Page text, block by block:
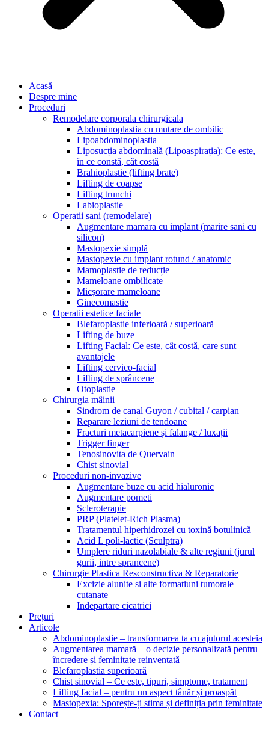
Acasă
Despre mine
Proceduri
Remodelare corporala chirurgicala
Abdominoplastia cu mutare de ombilic
Lipoabdominoplastia
Liposucția abdominală (Lipoaspirația): Ce este,
în ce constă, cât costă
Brahioplastie (lifting brate)
Lifting de coapse
Lifting trunchi
Labioplastie
Operatii sani (remodelare)
Augmentare mamara cu implant (marire sani cu
silicon)
Mastopexie simplă
Mastopexie cu implant rotund / anatomic
Mamoplastie de reducție
Mameloane ombilicate
Micșorare mameloane
Ginecomastie
Operatii estetice faciale
Blefaroplastie inferioară / superioară
Lifting de buze
Lifting Facial: Ce este, cât costă, care sunt
avantajele
Lifting cervico-facial
Lifting de sprâncene
Otoplastie
Chirurgia mâinii
Sindrom de canal Guyon / cubital / carpian
Reparare leziuni de tendoane
Fracturi metacarpiene și falange / luxații
Trigger finger
Tenosinovita de Quervain
Chist sinovial
Proceduri non-invazive
Augmentare buze cu acid hialuronic
Augmentare pometi
Scleroterapie
PRP (Platelet-Rich Plasma)
Tratamentul hiperhidrozei cu toxină botulinică
Acid L poli-lactic (Sculptra)
Umplere riduri nazolabiale & alte regiuni (jurul
gurii, intre sprancene)
Chirurgie Plastica Resconstructiva & Reparatorie
Excizie alunite si alte formatiuni tumorale
cutanate
Indepartare cicatrici
Prețuri
Articole
Abdominoplastie – transformarea ta cu ajutorul acesteia
Augmentarea mamară – o decizie personalizată pentru
încredere și feminitate reinventată
Blefaroplastia superioară
Chist sinovial – Ce este, tipuri, simptome, tratament
Lifting facial – pentru un aspect tânăr și proaspăt
Mastopexia: Sporește-ți stima și definiția prin feminitate
Contact